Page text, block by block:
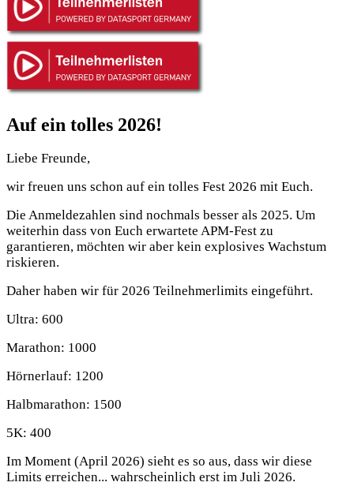
Auf ein tolles 2026!
Liebe Freunde,
wir freuen uns schon auf ein tolles Fest 2026 mit Euch.
Die Anmeldezahlen sind nochmals besser als 2025. Um
weiterhin dass von Euch erwartete APM-Fest zu
garantieren, möchten wir aber kein explosives Wachstum
riskieren.
Daher haben wir für 2026 Teilnehmerlimits eingeführt.
Ultra: 600
Marathon: 1000
Hörnerlauf: 1200
Halbmarathon: 1500
5K: 400
Im Moment (April 2026) sieht es so aus, dass wir diese
Limits erreichen... wahrscheinlich erst im Juli 2026.